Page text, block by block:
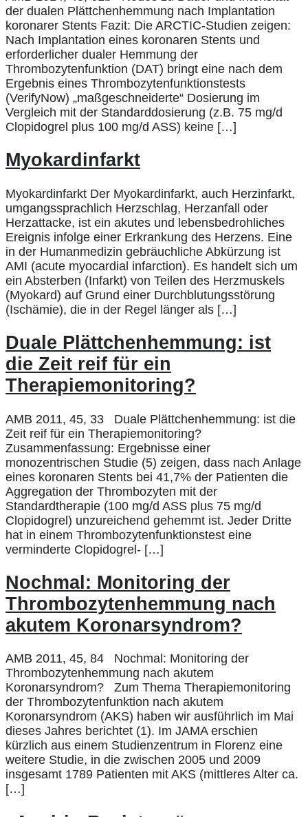
der dualen Plättchenhemmung nach Implantation
koronarer Stents Fazit: Die ARCTIC-Studien zeigen:
Nach Implantation eines koronaren Stents und
erforderlicher dualer Hemmung der
Thrombozytenfunktion (DAT) bringt eine nach dem
Ergebnis eines Thrombozytenfunktionstests
(VerifyNow) „maßgeschneiderte“ Dosierung im
Vergleich mit der Standarddosierung (z.B. 75 mg/d
Clopidogrel plus 100 mg/d ASS) keine […]
Myokardinfarkt
Myokardinfarkt Der Myokardinfarkt, auch Herzinfarkt,
umgangssprachlich Herzschlag, Herzanfall oder
Herzattacke, ist ein akutes und lebensbedrohliches
Ereignis infolge einer Erkrankung des Herzens. Eine
in der Humanmedizin gebräuchliche Abkürzung ist
AMI (acute myocardial infarction). Es handelt sich um
ein Absterben (Infarkt) von Teilen des Herzmuskels
(Myokard) auf Grund einer Durchblutungsstörung
(Ischämie), die in der Regel länger als […]
Duale Plättchenhemmung: ist
die Zeit reif für ein
Therapiemonitoring?
AMB 2011, 45, 33 Duale Plättchenhemmung: ist die
Zeit reif für ein Therapiemonitoring?
Zusammenfassung: Ergebnisse einer
monozentrischen Studie (5) zeigen, dass nach Anlage
eines koronaren Stents bei 41,7% der Patienten die
Aggregation der Thrombozyten mit der
Standardtherapie (100 mg/d ASS plus 75 mg/d
Clopidogrel) unzureichend gehemmt ist. Jeder Dritte
hat in einem Thrombozytenfunktionstest eine
verminderte Clopidogrel- […]
Nochmal: Monitoring der
Thrombozytenhemmung nach
akutem Koronarsyndrom?
AMB 2011, 45, 84 Nochmal: Monitoring der
Thrombozytenhemmung nach akutem
Koronarsyndrom? Zum Thema Therapiemonitoring
der Thrombozytenfunktion nach akutem
Koronarsyndrom (AKS) haben wir ausführlich im Mai
dieses Jahres berichtet (1). Im JAMA erschien
kürzlich aus einem Studienzentrum in Florenz eine
weitere Studie, in die zwischen 2005 und 2009
insgesamt 1789 Patienten mit AKS (mittleres Alter ca.
[…]